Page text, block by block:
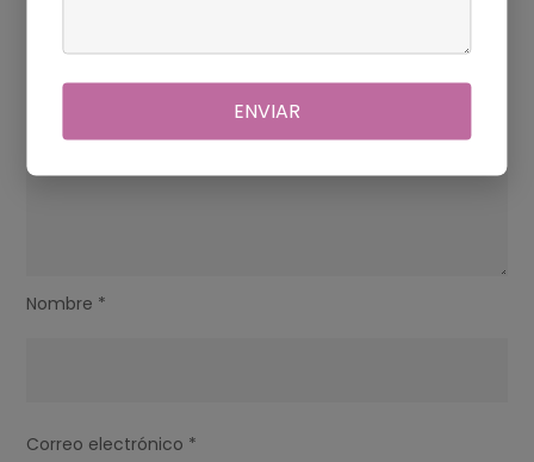
Nombre *
Correo electrónico *
ENVIAR